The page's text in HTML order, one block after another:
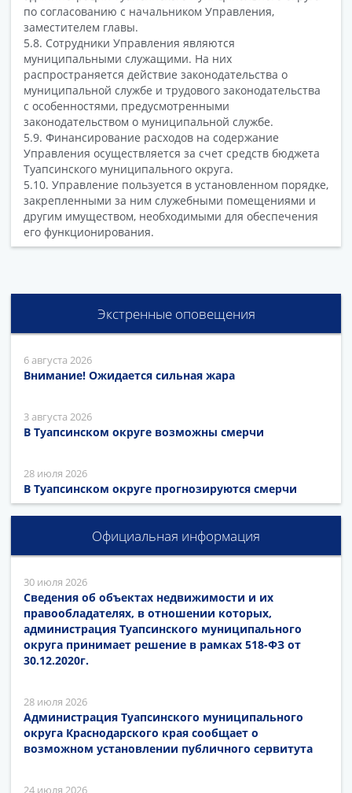
по согласованию с начальником Управления,
заместителем главы.
5.8. Сотрудники Управления являются
муниципальными служащими. На них
распространяется действие законодательства о
муниципальной службе и трудового законодательства
с особенностями, предусмотренными
законодательством о муниципальной службе.
5.9. Финансирование расходов на содержание
Управления осуществляется за счет средств бюджета
Туапсинского муниципального округа.
5.10. Управление пользуется в установленном порядке,
закрепленными за ним служебными помещениями и
другим имуществом, необходимыми для обеспечения
его функционирования.
Экстренные оповещения
6 августа 2026
Внимание! Ожидается сильная жара
3 августа 2026
В Туапсинском округе возможны смерчи
28 июля 2026
В Туапсинском округе прогнозируются смерчи
Официальная информация
30 июля 2026
Сведения об объектах недвижимости и их
правообладателях, в отношении которых,
администрация Туапсинского муниципального
округа принимает решение в рамках 518-ФЗ от
30.12.2020г.
28 июля 2026
Администрация Туапсинского муниципального
округа Краснодарского края сообщает о
возможном установлении публичного сервитута
24 июля 2026